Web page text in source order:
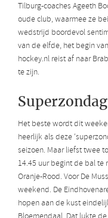
Tilburg-coaches Ageeth
oude club, waarmee ze
wedstrijd boordevol
van de elfde, het begin
hockey.nl reist af naar
te zijn.
Superzondag
Het beste wordt dit
heerlijk als deze
seizoen. Maar liefst twee
14.45 uur begint de bal te
Oranje-Rood. Voor De
weekend. De
hopen aan de kust